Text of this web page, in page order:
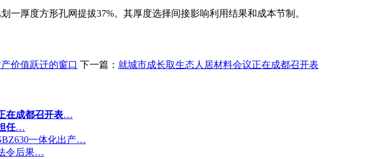
一厚度方形孔网提拔37%。其厚度选择间接影响利用结果和成本节制。
价值跃迁的窗口 下一篇： 就城市成长取生态人居材料会议正在成都召开表
在成都召开表…
任…
一体化出产…
令后果…